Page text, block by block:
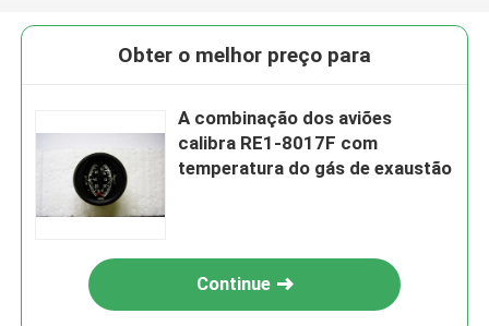
Obter o melhor preço para
A combinação dos aviões
calibra RE1-8017F com
temperatura do gás de exaustão
Continue